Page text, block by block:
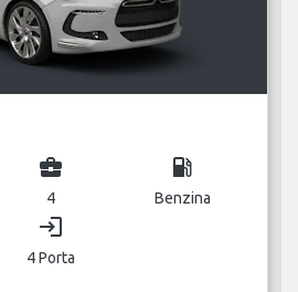
business_center
4
local_gas_station
Benzina
login
4 Porta